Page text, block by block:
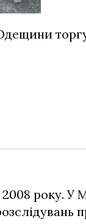
2008 року. У